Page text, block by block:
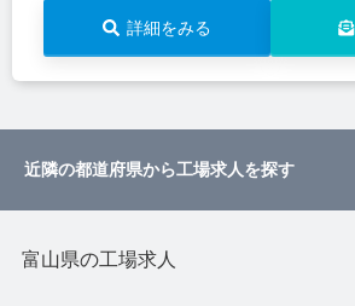
詳細をみる
近隣の都道府県から工場求人を探す
富山県の工場求人